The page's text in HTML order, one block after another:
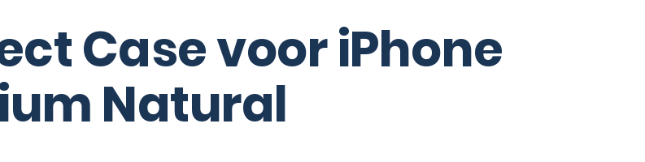
Case voor iPhone
Natural